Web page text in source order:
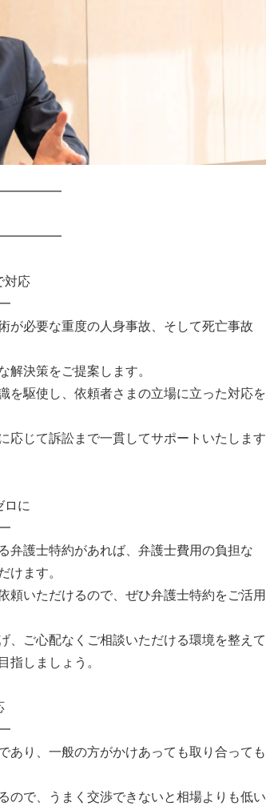
対応
が必要な重度の人身事故、そして死亡事故
解決策をご提案します。
を駆使し、依頼者さまの立場に立った対応を
応じて訴訟まで一貫してサポートいたします
ロに
弁護士特約があれば、弁護士費用の負担な
けます。
頼いただけるので、ぜひ弁護士特約をご活用
、ご心配なくご相談いただける環境を整えて
指しましょう。
あり、一般の方がかけあっても取り合っても
ので、うまく交渉できないと相場よりも低い